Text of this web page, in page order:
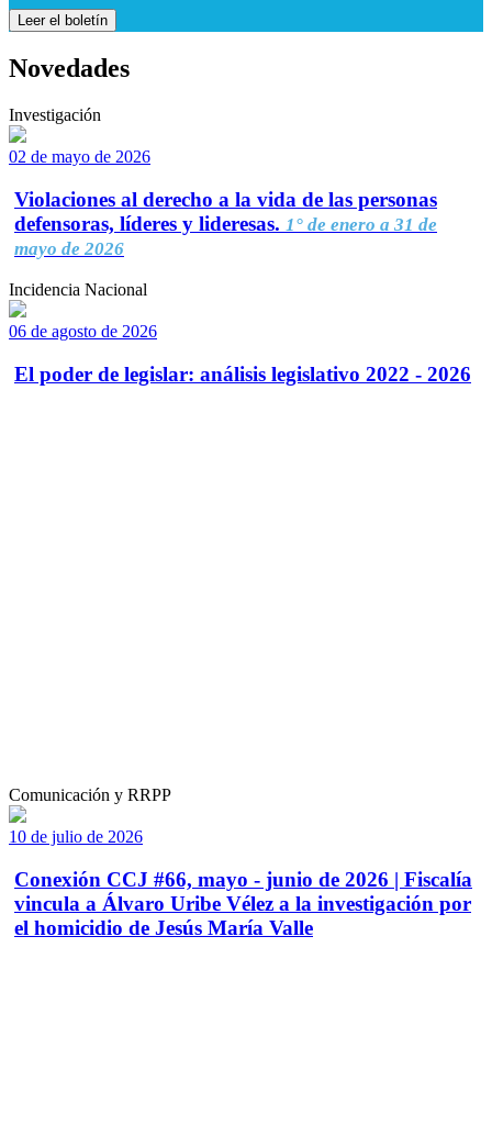
Leer el boletín
Novedades
Investigación
02 de mayo de 2026
Violaciones al derecho a la vida de las personas
defensoras, líderes y lideresas. 1° de enero a 31 de
mayo de 2026
Incidencia Nacional
06 de agosto de 2026
El poder de legislar: análisis legislativo 2022 - 2026
Comunicación y RRPP
10 de julio de 2026
Conexión CCJ #66, mayo - junio de 2026 | Fiscalía
vincula a Álvaro Uribe Vélez a la investigación por
el homicidio de Jesús María Valle